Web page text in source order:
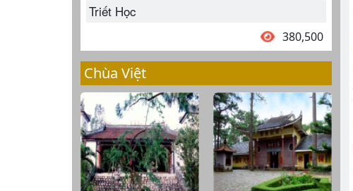
Triết Học
380,500
Chùa Việt